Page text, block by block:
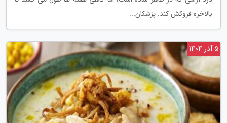
بالاخره فروکش کند. پزشکان...
5 آذر 1404